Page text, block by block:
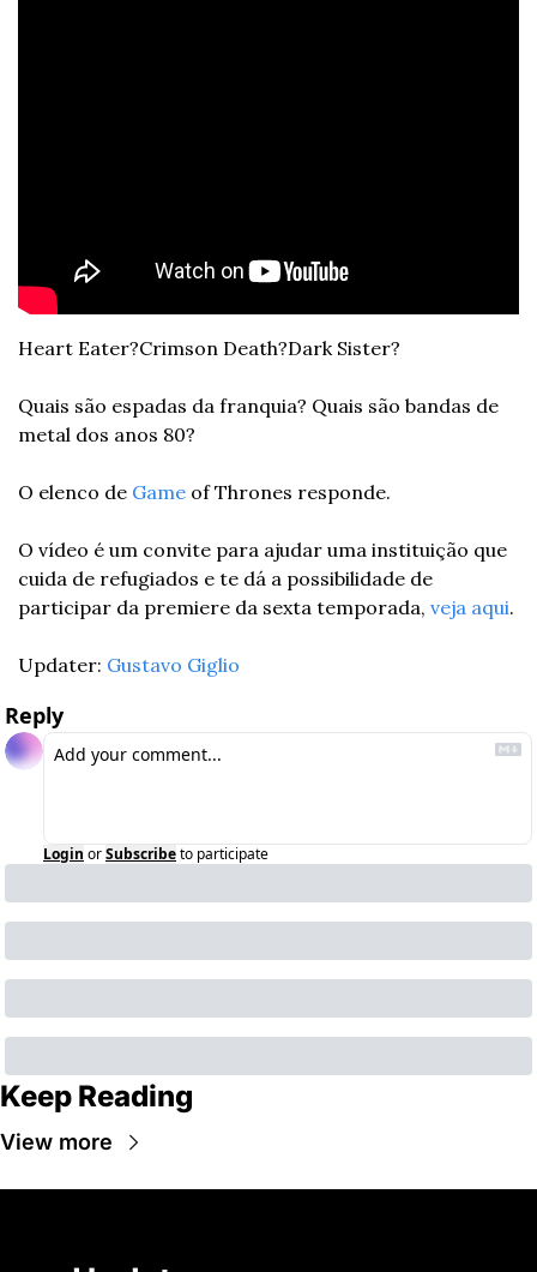
Heart Eater?Crimson Death?Dark Sister?
Quais são espadas da franquia? Quais são bandas de
metal dos anos 80?
O elenco de Game of Thrones responde.
O vídeo é um convite para ajudar uma instituição que
cuida de refugiados e te dá a possibilidade de
participar da premiere da sexta temporada, veja aqui.
Updater: Gustavo Giglio
Reply
Login orSubscribeto participate
Keep Reading
View more